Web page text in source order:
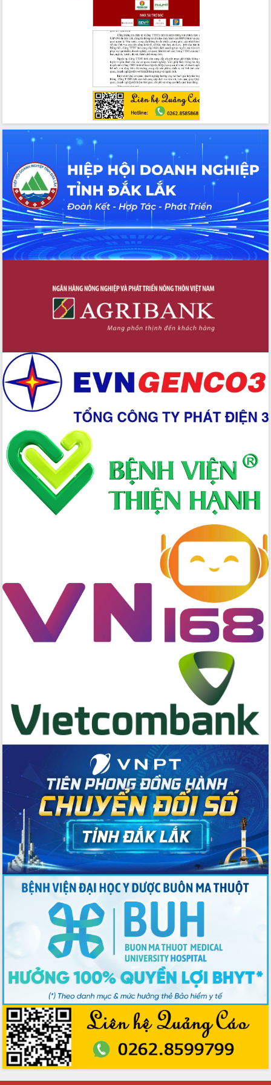
“Biển – Rừng – Cà phê” trong không
Hội nghị chia sẻ kinh nghiệm, chuyển
giao kỹ thuật y tế, định hướng phát
Chuyển đổi số mở ra không gian phát
triển trong lĩnh vực văn hóa, du lịch
Công bố quyết định của Ban Thường
vụ Tỉnh ủy về công tác cán bộ.
Thủ tướng Phạm Minh Chính: Khẩn
trương tái thiết cuộc sống người dân
sau thiên tai
Tập trung nâng cao chất lượng, tổ
chức sản xuất sầu riêng theo hướng
bền vững
Đẩy nhanh công tác khắc phục, ổn
định đời sống Nhân dân sau bão số 13
Bí thư Tỉnh ủy Lương Nguyễn Minh
Triết dự Ngày hội đại đoàn kết tại
Khởi công xây dựng Trường Phổ thông
nội trú liên cấp tiểu học và THCS xã Ia
Phó Thủ tướng Chính phủ Mai Văn
chịu ảnh hưởng nặng từ bão số 13
Chủ tịch UBND tỉnh kiểm tra công tác
phòng, chống bão số 13 tại các địa
bàn xung yếu
Tập trung đẩy nhanh giải ngân nguồn
vốn các chương trình mục tiêu quốc
gia
Xã Ea H'leo giữ vững và nâng cao chất
lượng các tiêu chí nông thôn mới
Công bố quyết định của Ban Thường
vụ Tỉnh ủy về công tác cán bộ
Nâng cao trách nhiệm người đứng
đầu, phát huy tinh thần chủ động,
Đảm bảo công tác bầu cử triển khai
đúng tiến độ, quy trình theo luật định
Ban Tuyên giáo và Dân vận Trung ương
tập huấn công tác khoa giáo năm 2025
Hội nghị UBND tỉnh thường kỳ tháng
10 năm 2025
Kỳ họp chuyên đề lần thứ Ba, HĐND
Bí thư Tỉnh ủy Lương Nguyễn Minh
Triết kiểm tra việc thực hiện chống
khai thác IUU
Hội thảo chuyên đề “Hành trình xuất
khẩu nông sản Việt Nam qua thương
mại điện tử cùng Amazon”
Đại hội Thi đua yêu nước tỉnh Đắk Lắk
lần thứ I (2025-2030)
Đồng chí Lương Nguyễn Minh Triết
được chỉ định làm Bí thư Tỉnh ủy Đắk
Tập trung triển khai các giải pháp sản
xuất nông nghiệp bền vững, phát thải
Tọa đàm kỷ niệm 95 năm Ngày thành
lập Hội Liên hiệp Phụ nữ Việt Nam
Đắk Lắk tổ chức Ngày hội Chuyển đổi
số với chủ đề: “Công nghệ số - kiến
tạo tương lai”
Tập trung phát triển khoa học công
nghệ, đổi mới sáng tạo và chuyển đổi
số lĩnh vực nông nghiệp và môi trường
“Hồ sơ phi địa giới – Bước tiến mới
trong cải cách hành chính”